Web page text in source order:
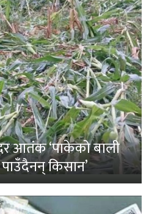
आतंक ‘पाकेको बाली
पाउँदैनन् किसान’